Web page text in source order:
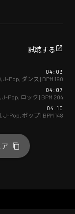
試聴する
04:03
J-Pop ダンス | BPM 190
04:07
J-Pop ロック | BPM 204
04:10
J-Pop ポップ| BPM 148